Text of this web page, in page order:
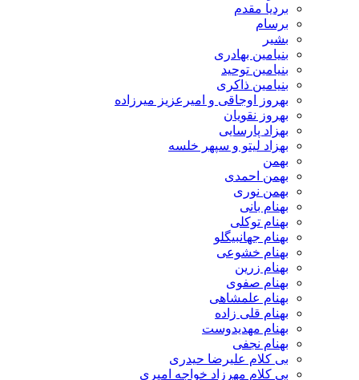
بردیا مقدم
برسام
بشیر
بنیامین بهادری
بنیامین توحید
بنیامین ذاکری
بهروز اوجاقی و امیرعزیز میرزاده
بهروز نقویان
بهزاد پارسایی
بهزاد لیتو و سپهر خلسه
بهمن
بهمن احمدی
بهمن نوری
بهنام بانی
بهنام توکلی
بهنام جهانبیگلو
بهنام خشوعی
بهنام زرین
بهنام صفوی
بهنام علمشاهی
بهنام قلی زاده
بهنام مهدیدوست
بهنام نجفی
بی کلام علیرضا حیدری
بی کلام مهرزاد خواجه امیری